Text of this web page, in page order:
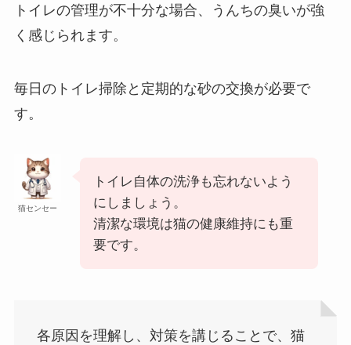
トイレの管理が不十分な場合、うんちの臭いが強
く感じられます。
毎日のトイレ掃除と定期的な砂の交換が必要で
す。
猫センセー
トイレ自体の洗浄も忘れないよう
にしましょう。
清潔な環境は猫の健康維持にも重
要です。
各原因を理解し、対策を講じることで、猫